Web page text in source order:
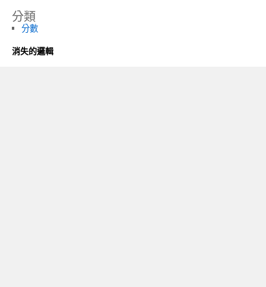
分類
分數
消失的邏輯